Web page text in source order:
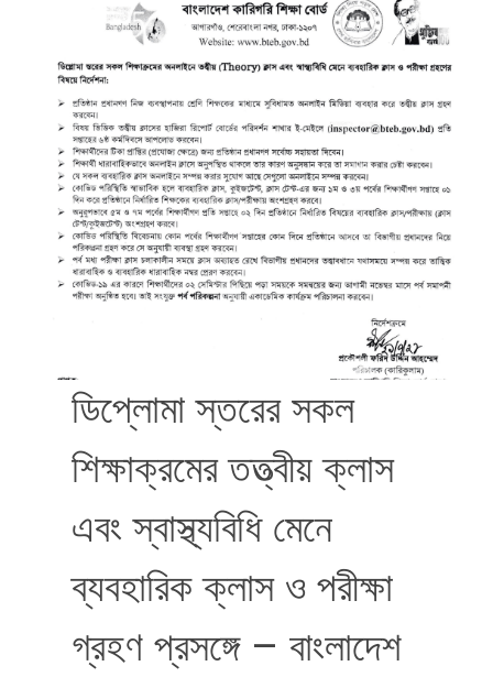
ডিপ্লোমা স্তরের সকল
শিক্ষাক্রমের তত্ত্বীয় ক্লাস
এবং স্বাস্থ্যবিধি মেনে
ব্যবহারিক ক্লাস ও পরীক্ষা
গ্রহণ প্রসঙ্গে – বাংলাদেশ